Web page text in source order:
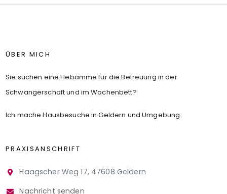
ÜBER MICH
Sie suchen eine Hebamme für die Betreuung in der
Schwangerschaft und im Wochenbett?
Ich mache Hausbesuche in Geldern und Umgebung.
PRAXISANSCHRIFT
Haagscher Weg 17, 47608 Geldern
Nachricht senden